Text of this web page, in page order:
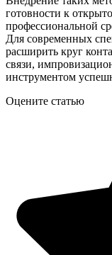
готовности к
профессиональной
Для современных
расширить круг
связи,
инструментом
Оцените статью